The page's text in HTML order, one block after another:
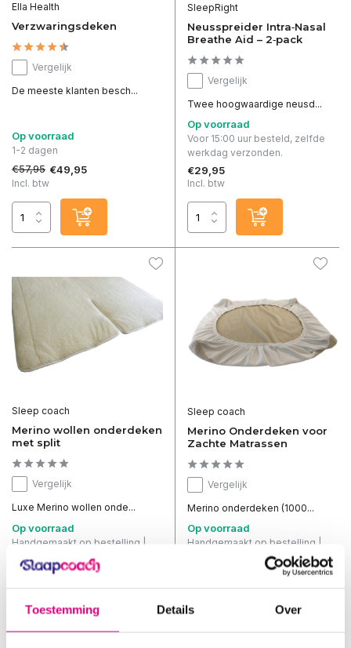
Toestemming Details Over
Ella Health
Verzwaringsdeken
Vergelijk
De meeste klanten besch...
Op voorraad
1-2 dagen
€57,95 €49,95
Incl. btw
SleepRight
Neusspreider Intra‑Nasal
Breathe Aid – 2‑pack
Vergelijk
Twee hoogwaardige neusd...
Op voorraad
Voor 15:00 uur besteld, zelfde
werkdag verzonden.
€29,95
Incl. btw
Sleep coach
Merino wollen onderdeken
met split
Vergelijk
Luxe Merino wollen onde...
Op voorraad
Handgemaakt op bestelling |
Levertijd binnen 2-3 weken. (Nu
i.v.m. Zomervakantie na 15
€212,00
Incl. btw
Sleep coach
Merino Onderdeken voor
Zachte Matrassen
Vergelijk
Merino onderdeken (1000...
Op voorraad
Handgemaakt op bestelling |
Levertijd binnen 2-3 weken. (Nu
i.v.m. Zomervakantie na 15
Incl. btw